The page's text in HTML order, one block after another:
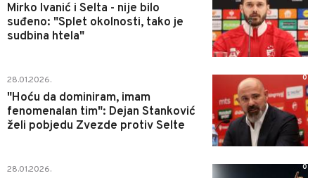
Mirko Ivanić i Selta - nije bilo
suđeno: "Splet okolnosti, tako je
sudbina htela"
28.01.2026.
"Hoću da dominiram, imam
fenomenalan tim": Dejan Stanković
želi pobjedu Zvezde protiv Selte
0
28.01.2026. 0